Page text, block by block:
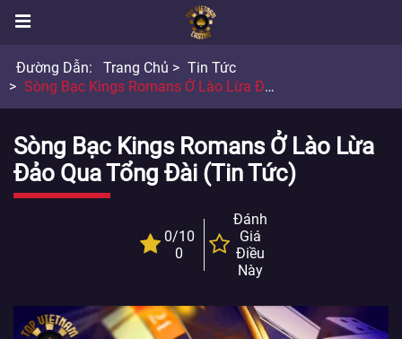
Đường Dẫn: Trang Chủ
Tin Tức
Sòng Bạc Kings Romans Ở Lào Lừa Đảo Qua Tổng Đài
Sòng Bạc Kings Romans Ở Lào Lừa
Đảo Qua Tổng Đài (Tin Tức)
0/10
0
Đánh
Giá
Điều
Này